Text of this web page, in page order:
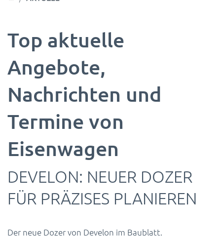
Top aktuelle
Angebote,
Nachrichten und
Termine von
Eisenwagen
DEVELON: NEUER DOZER
FÜR PRÄZISES PLANIEREN
Der neue Dozer von Develon im Baublatt.